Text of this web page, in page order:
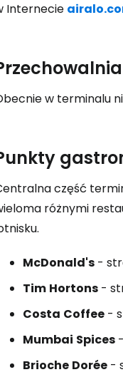
Internecie
w terminalu
część
różnymi
McDonald's -
Tim Hortons -
Costa Coffee -
Mumbai Spices
Brioche Dorée -